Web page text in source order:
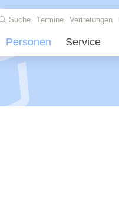
Suche Termine Vertretungen
Personen Service